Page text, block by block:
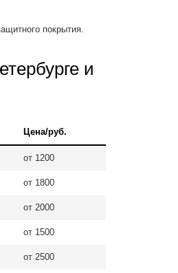
покрытия.
и
Цена/руб.
от 1200
от 1800
от 2000
от 1500
от 2500